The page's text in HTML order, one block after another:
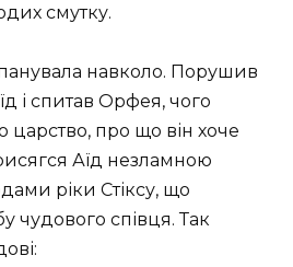
смутку.
навколо. Порушив
і спитав Орфея, чого
царство, про що він хоче
Аїд незламною
ріки Стіксу, що
чудового співця. Так